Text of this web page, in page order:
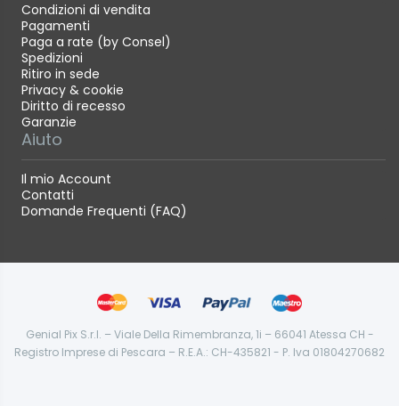
Condizioni di vendita
Pagamenti
Paga a rate (by Consel)
Spedizioni
Ritiro in sede
Privacy & cookie
Diritto di recesso
Garanzie
Aiuto
Il mio Account
Contatti
Domande Frequenti (FAQ)
Genial Pix S.r.l. – Viale Della Rimembranza, 1i – 66041 Atessa CH -
Registro Imprese di Pescara – R.E.A.: CH-435821 - P. Iva 01804270682